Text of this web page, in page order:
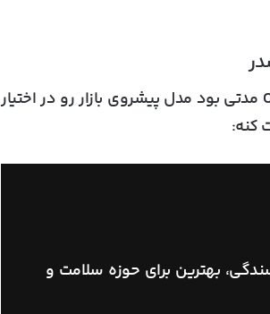
داره، OpenAI مدتی بود مدل پیشروی بازار رو در اختیار
کنه:
بهترین برای حوزه سلامت و